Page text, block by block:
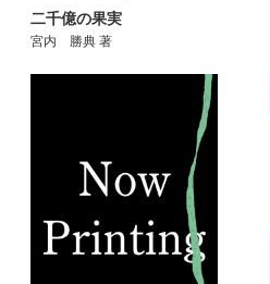
二千億の果実
宮内 勝典 著